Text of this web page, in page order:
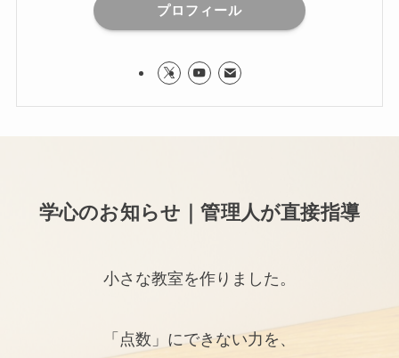
プロフィール
学心のお知らせ｜管理人が直接指導
小さな教室を作りました。
「点数」にできない力を、